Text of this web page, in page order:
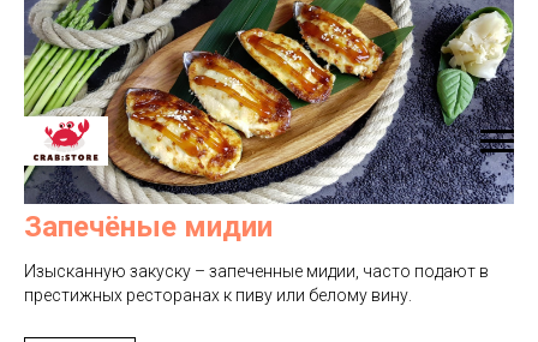
Запечёные мидии
Изысканную закуску – запеченные мидии, часто подают в
престижных ресторанах к пиву или белому вину.